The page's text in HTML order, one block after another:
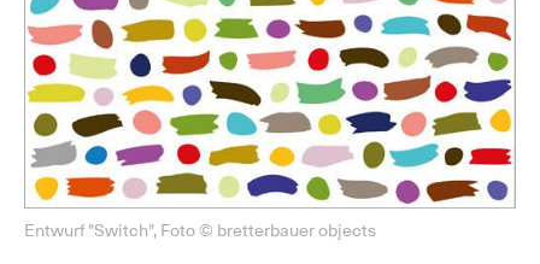
Entwurf "Switch", Foto © bretterbauer objects